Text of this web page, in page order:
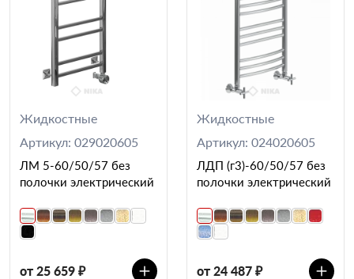
Жидкостные
Артикул: 029020605
ЛМ 5-60/50/57 без
полочки электрический
от 25 659 ₽
Жидкостные
Артикул: 024020605
ЛДП (г3)-60/50/57 без
полочки электрический
от 24 487 ₽